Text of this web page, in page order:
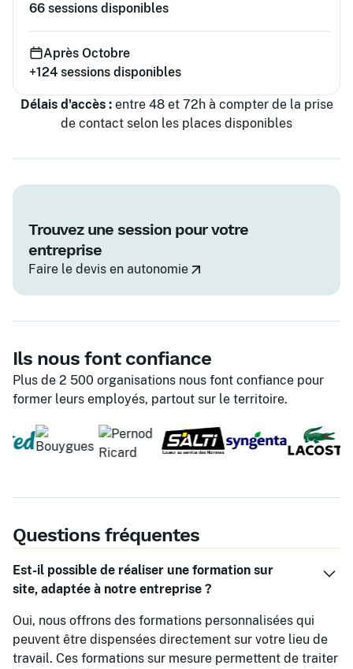
66 sessions disponibles
Après Octobre
+124 sessions disponibles
Délais d'accès :entre 48 et 72h à compter de la prise
de contact selon les places disponibles
Trouvez une session pour votre
entreprise
Faire le devis en autonomie
Ils nous font confiance
Plus de 2 500 organisations nous font confiance pour
former leurs employés, partout sur le territoire.
Questions fréquentes
Est-il possible de réaliser une formation sur
site, adaptée à notre entreprise ?
Oui, nous offrons des formations personnalisées qui
peuvent être dispensées directement sur votre lieu de
travail. Ces formations sur mesure permettent de traiter